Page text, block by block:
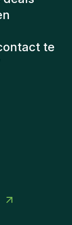
steeds
ik erg